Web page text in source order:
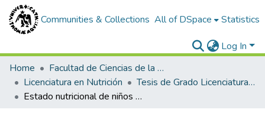
Communities & Collections All of DSpace Statistics
Log In
Home
Facultad de Ciencias de la Salud
Licenciatura en Nutrición
Tesis de Grado Licenciatura en Nutrición
Estado nutricional de niños de 6 a 8 años y su relación con el rendimiento escolar y el nivel socioeconómico